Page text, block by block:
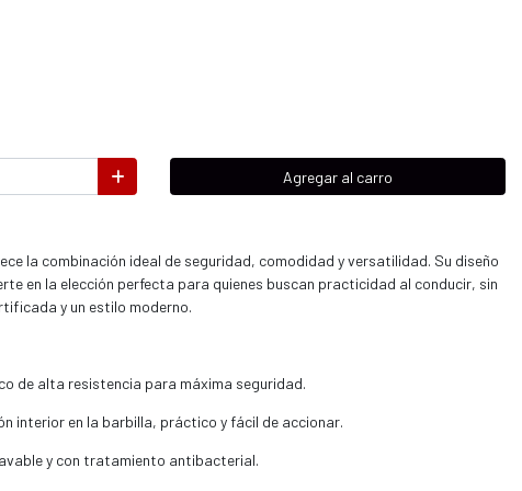
Agregar al carro
la combinación ideal de seguridad, comodidad y versatilidad. Su diseño
en la elección perfecta para quienes buscan practicidad al conducir, sin
y un estilo moderno.
de alta resistencia para máxima seguridad.
interior en la barbilla, práctico y fácil de accionar.
y con tratamiento antibacterial.